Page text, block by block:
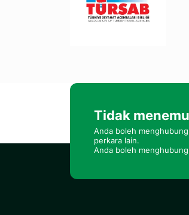
Tidak
Anda boleh
perkara lain.
Anda boleh